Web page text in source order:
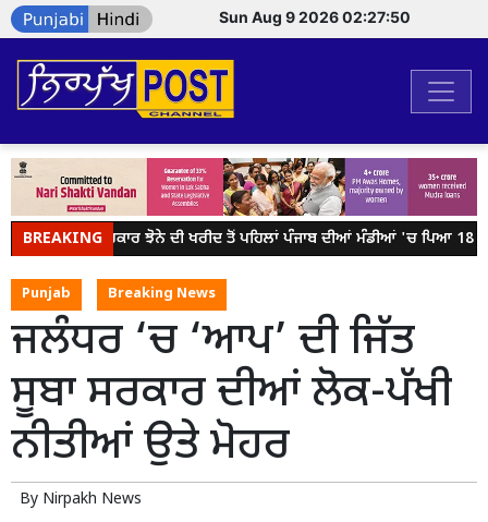
Sun Aug 9 2026 02:27:50
BREAKING
ਕੇਂਦਰ ਸਰਕਾਰ ਝੋਨੇ ਦੀ ਖਰੀਦ ਤੋਂ ਪਹਿਲਾਂ ਪੰਜਾਬ ਦੀਆਂ ਮੰਡੀਆਂ 'ਚ ਪਿਆ 18
Punjab Breaking News
ਜਲੰਧਰ ‘ਚ ‘ਆਪ’ ਦੀ ਜਿੱਤ
ਸੂਬਾ ਸਰਕਾਰ ਦੀਆਂ ਲੋਕ-ਪੱਖੀ
ਨੀਤੀਆਂ ਉਤੇ ਮੋਹਰ
By Nirpakh News